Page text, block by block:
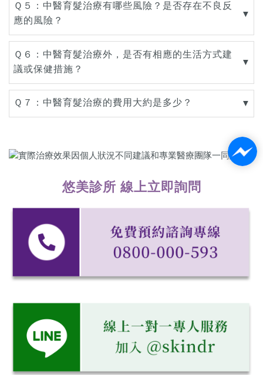
Ｑ５：中醫育髮治療有哪些風險？是否存在不良反
應的風險？
▼
Ｑ６：中醫育髮治療外，是否有相應的生活方式建
議或保健措施？
▼
Ｑ７：中醫育髮治療的費用大約是多少？ ▼
悠美診所 線上立即詢問